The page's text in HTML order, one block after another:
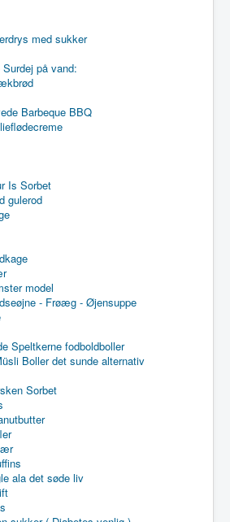
med sukker
på vand:
Barbeque BBQ
Is Sorbet
gulerod
model
- Frøæg - Øjensuppe
Speltkerne fodboldboller
Boller det sunde alternativ
Sorbet
ala det søde liv